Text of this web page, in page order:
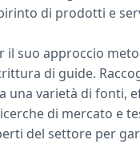
di prodotti e
il suo approccio
di guide.
una varietà di fonti,
di mercato e
del settore per